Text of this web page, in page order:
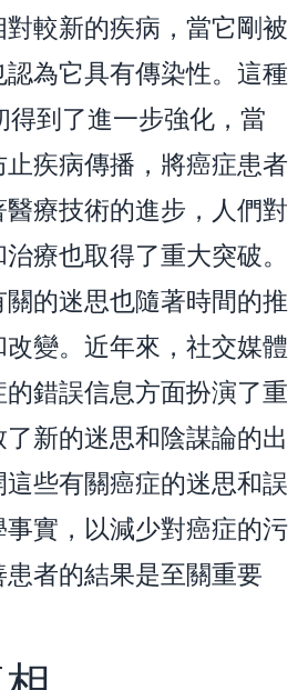
較新的疾病，當它剛被
為它具有傳染性。這種
到了進一步強化，當
疾病傳播，將癌症患者
療技術的進步，人們對
療也取得了重大突破。
的迷思也隨著時間的推
變。近年來，社交媒體
錯誤信息方面扮演了重
新的迷思和陰謀論的出
些有關癌症的迷思和誤
實，以減少對癌症的污
者的結果是至關重要